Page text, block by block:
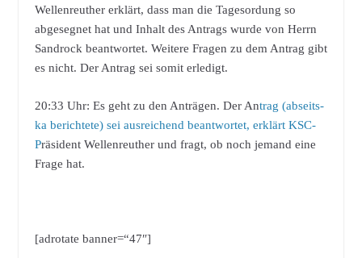
Wellenreuther erklärt, dass man die Tagesordung so
abgesegnet hat und Inhalt des Antrags wurde von Herrn
Sandrock beantwortet. Weitere Fragen zu dem Antrag gibt
es nicht. Der Antrag sei somit erledigt.
20:33 Uhr: Es geht zu den Anträgen. Der Antrag (abseits-
ka berichtete) sei ausreichend beantwortet, erklärt KSC-
Präsident Wellenreuther und fragt, ob noch jemand eine
Frage hat.
[adrotate banner=“47″]